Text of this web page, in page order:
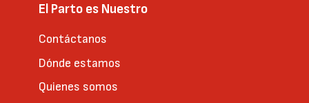
El Parto es Nuestro
Contáctanos
Dónde estamos
Quienes somos